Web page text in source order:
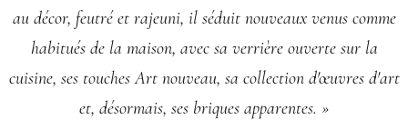
au décor, feutré et rajeuni, il séduit nouveaux venus comme
habitués de la maison, avec sa verrière ouverte sur la
cuisine, ses touches Art nouveau, sa collection d'œuvres d'art
et, désormais, ses briques apparentes. »